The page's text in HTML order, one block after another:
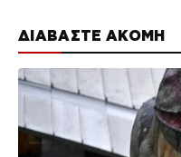
ΔΙΑΒΑΣΤΕ ΑΚΟΜΗ